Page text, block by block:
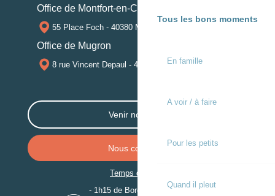
Tous les bons moments
En famille
A voir / à faire
Pour les petits
Quand il pleut
Office de Montfort-en-Chalosse
55 Place Foch - 40380 MONTFORT-EN-CHALOSSE
Office de Mugron
8 rue Vincent Depaul - 40250 MUGRON
Venir nous voir
Nous contacter
Temps de trajet
- 1h15 de Bordeaux